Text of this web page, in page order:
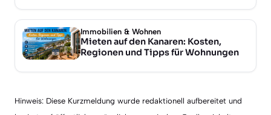
Immobilien & Wohnen
Mieten auf den Kanaren: Kosten,
Regionen und Tipps für Wohnungen
Hinweis: Diese Kurzmeldung wurde redaktionell aufbereitet und